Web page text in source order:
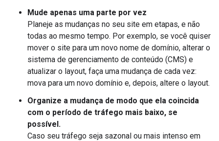
Mude apenas uma parte por vez
Planeje as mudanças no seu site em etapas, e não
todas ao mesmo tempo. Por exemplo, se você quiser
mover o site para um novo nome de domínio, alterar o
sistema de gerenciamento de conteúdo (CMS) e
atualizar o layout, faça uma mudança de cada vez:
mova para um novo domínio e, depois, altere o layout.
Organize a mudança de modo que ela coincida
com o período de tráfego mais baixo, se
possível.
Caso seu tráfego seja sazonal ou mais intenso em